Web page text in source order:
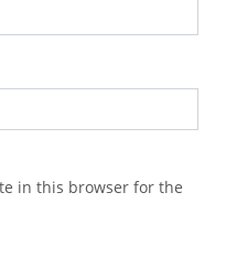
in this browser for the